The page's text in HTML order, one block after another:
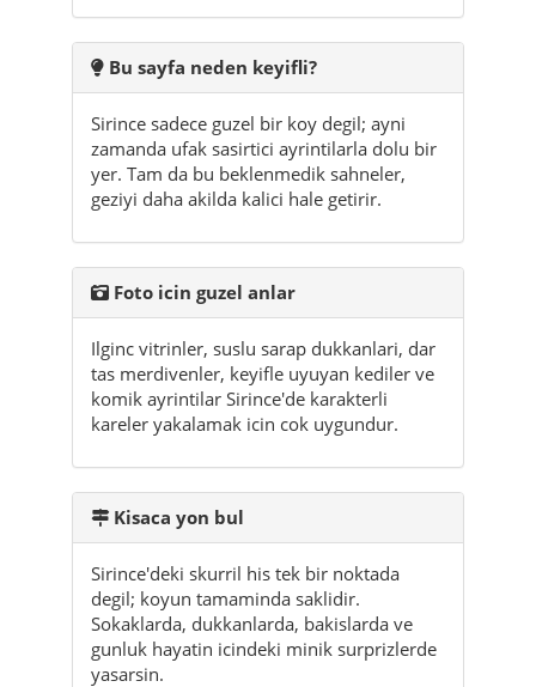
Bu sayfa neden keyifli?
Sirince sadece guzel bir koy degil; ayni
zamanda ufak sasirtici ayrintilarla dolu bir
yer. Tam da bu beklenmedik sahneler,
geziyi daha akilda kalici hale getirir.
Foto icin guzel anlar
Ilginc vitrinler, suslu sarap dukkanlari, dar
tas merdivenler, keyifle uyuyan kediler ve
komik ayrintilar Sirince'de karakterli
kareler yakalamak icin cok uygundur.
Kisaca yon bul
Sirince'deki skurril his tek bir noktada
degil; koyun tamaminda saklidir.
Sokaklarda, dukkanlarda, bakislarda ve
gunluk hayatin icindeki minik surprizlerde
yasarsin.